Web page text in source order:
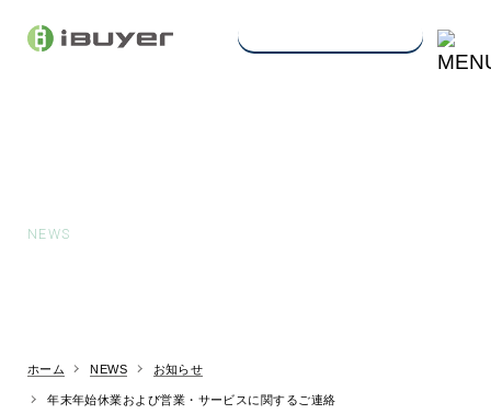
NEWS
ホーム NEWS お知らせ
年末年始休業および営業・サービスに関するご連絡